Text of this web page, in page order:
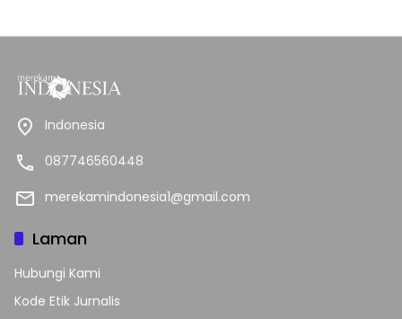
Indonesia
087746560448
merekamindonesia1@gmail.com
Laman
Hubungi Kami
Kode Etik Jurnalis